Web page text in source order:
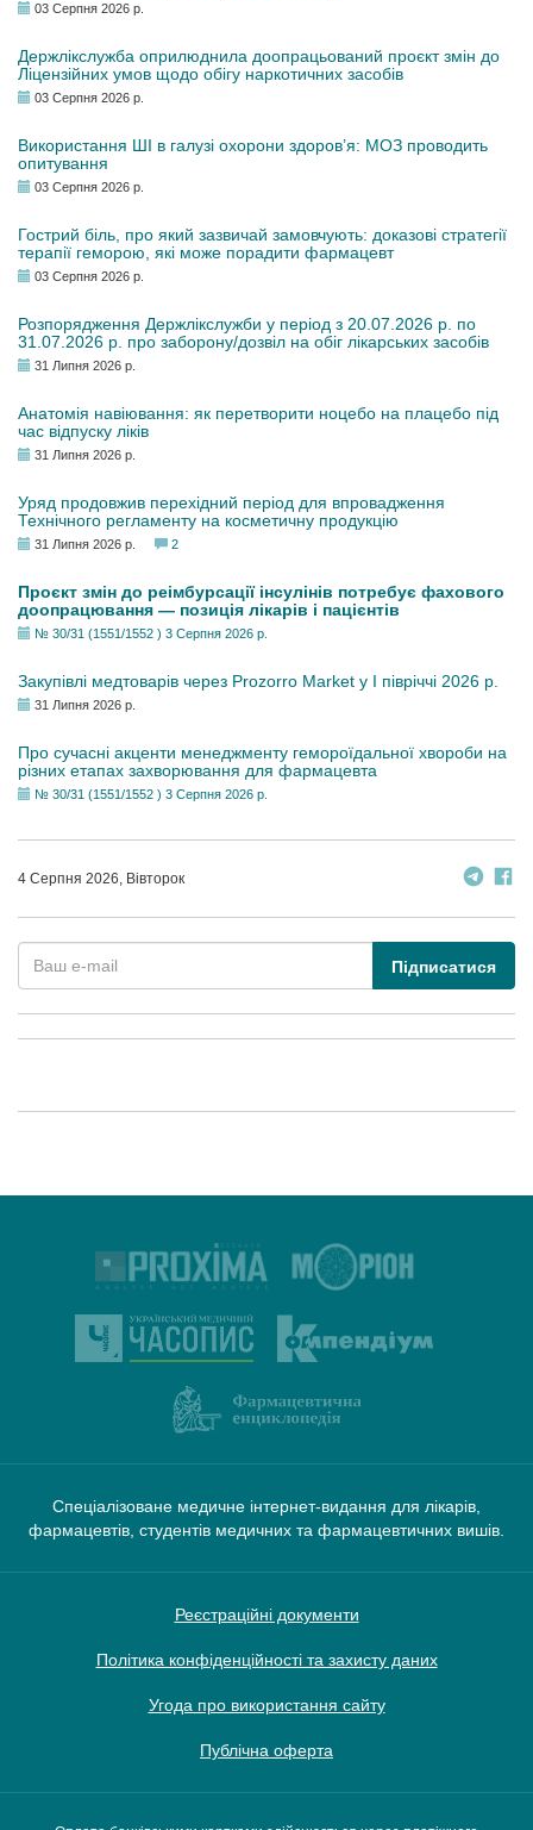
03 Серпня 2026 р.
Держлікслужба оприлюднила доопрацьований проєкт змін до
Ліцензійних умов щодо обігу наркотичних засобів
03 Серпня 2026 р.
Використання ШІ в галузі охорони здоров’я: МОЗ проводить
опитування
03 Серпня 2026 р.
Гострий біль, про який зазвичай замовчують: доказові стратегії
терапії геморою, які може порадити фармацевт
03 Серпня 2026 р.
Розпорядження Держлікслужби у період з 20.07.2026 р. по
31.07.2026 р. про заборону/дозвіл на обіг лікарських засобів
31 Липня 2026 р.
Анатомія навіювання: як перетворити ноцебо на плацебо під
час відпуску ліків
31 Липня 2026 р.
Уряд продовжив перехідний період для впровадження
Технічного регламенту на косметичну продукцію
31 Липня 2026 р. 2
Проєкт змін до реімбурсації інсулінів потребує фахового
доопрацювання — позиція лікарів і пацієнтів
№ 30/31 (1551/1552 ) 3 Серпня 2026 р.
Закупівлі медтоварів через Prozorro Market у I півріччі 2026 р.
31 Липня 2026 р.
Про сучасні акценти менеджменту гемороїдальної хвороби на
різних етапах захворювання для фармацевта
№ 30/31 (1551/1552 ) 3 Серпня 2026 р.
4 Серпня 2026, Вівторок
Підписатися
Спеціалізоване медичне інтернет-видання для лікарів,
фармацевтів, студентів медичних та фармацевтичних вишів.
Реєстраційні документи
Політика конфіденційності та захисту даних
Угода про використання сайту
Публічна оферта